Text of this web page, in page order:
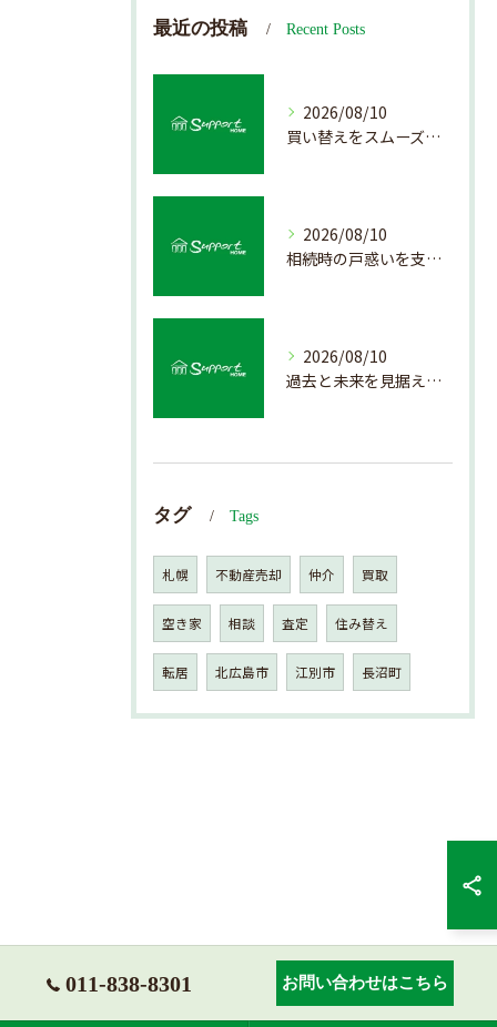
最近の投稿 Recent Posts
2026/08/10
買い替えをスムーズにする不動産売却のポイント解説
2026/08/10
相続時の戸惑いを支える不動産売却の手順解説
2026/08/10
過去と未来を見据えた戸建て売却戦略の秘訣
タグ Tags
札幌 不動産売却 仲介 買取
空き家 相談 査定 住み替え
転居 北広島市 江別市 長沼町
011-838-8301 お問い合わせはこちら